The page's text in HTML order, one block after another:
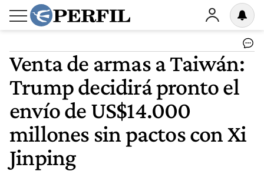
Venta de armas a Taiwán:
Trump decidirá pronto el
envío de US$14.000
millones sin pactos con Xi
Jinping